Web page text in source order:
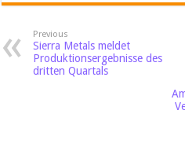
Previous
Sierra Metals meldet
Produktionsergebnisse des
dritten Quartals